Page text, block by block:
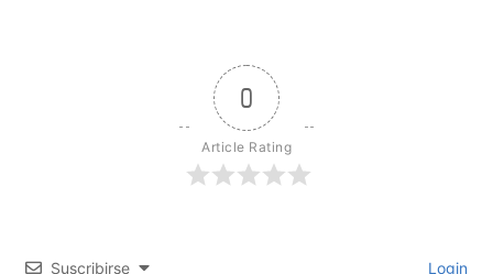
0
Article Rating
Suscribirse Login